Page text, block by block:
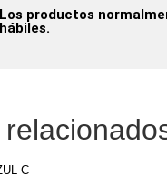
Los productos
hábiles.